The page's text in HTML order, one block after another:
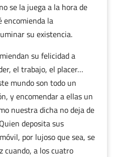
se la juega a la hora de
encomienda la
su existencia.
su felicidad a
el trabajo, el placer…
mundo son todo un
y encomendar a ellas un
nuestra dicha no deja de
deposita sus
por lujoso que sea, se
cuando, a los cuatro